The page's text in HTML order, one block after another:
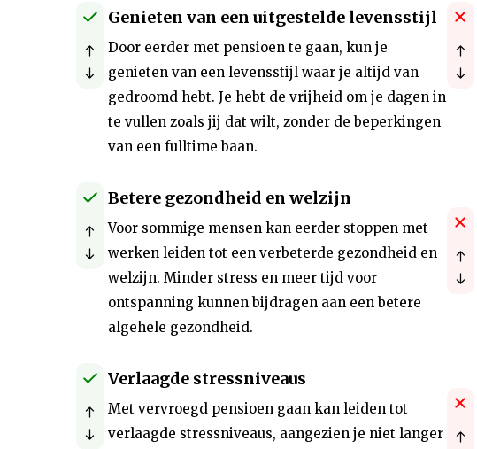
Genieten van een uitgestelde levensstijl
Door eerder met pensioen te gaan, kun je
genieten van een levensstijl waar je altijd van
gedroomd hebt. Je hebt de vrijheid om je dagen in
te vullen zoals jij dat wilt, zonder de beperkingen
van een fulltime baan.
Betere gezondheid en welzijn
Voor sommige mensen kan eerder stoppen met
werken leiden tot een verbeterde gezondheid en
welzijn. Minder stress en meer tijd voor
ontspanning kunnen bijdragen aan een betere
algehele gezondheid.
Verlaagde stressniveaus
Met vervroegd pensioen gaan kan leiden tot
verlaagde stressniveaus, aangezien je niet langer